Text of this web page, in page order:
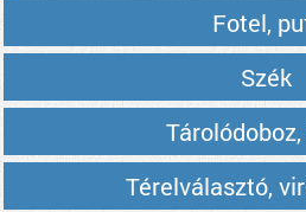
Fotel,
Szék
Térelválasztó,